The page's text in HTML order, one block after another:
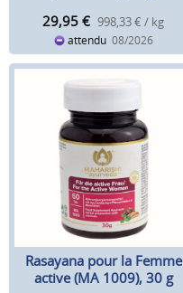
29,95 € 998,33 € / kg
attendu 08/2026
Rasayana pour la Femme
active (MA 1009), 30 g